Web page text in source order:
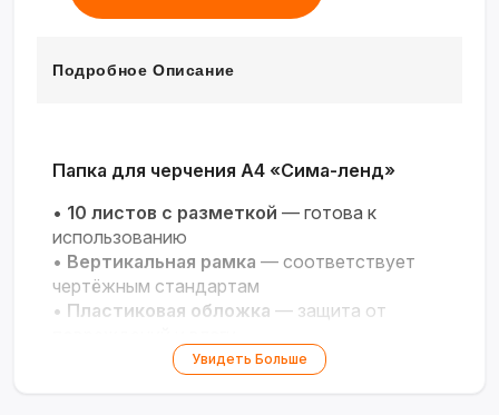
Подробное Описание
Папка для черчения А4 «Сима-ленд»
• 10 листов с разметкой — готова к
использованию
• Вертикальная рамка — соответствует
чертёжным стандартам
• Пластиковая обложка — защита от
Плотная бумага— подходит для черчения
Увидеть Больше